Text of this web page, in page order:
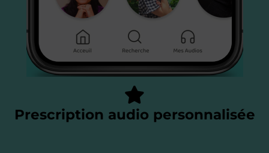
Prescription audio personnalisée